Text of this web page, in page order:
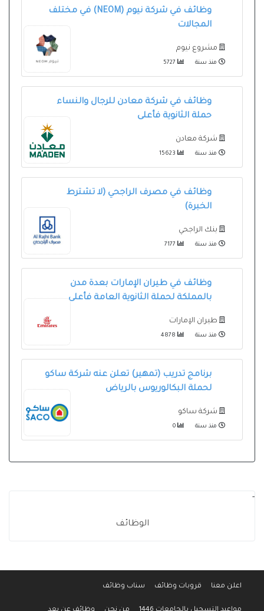
وظائف في شركة نيوم (NEOM) في مختلف
المجالات
مشروع نيوم
منذ سنة
وظائف في شركة معادن للرجال والنساء
حملة الثانوية فأعلى
شركة معادن
منذ سنة
وظائف في مصرف الراجحي (لا تشترط
الخبرة)
بنك الراجحي
منذ سنة
وظائف في طيران الإمارات بعدة مدن
بالمملكة لحملة الثانوية العامة فأعلى
طيران الإمارات
منذ سنة
برنامج تدريب (تمهير) تعلن عنه شركة ساكو
لحملة البكالوريوس بالرياض
شركة ساكو
منذ سنة
-
الوظائف
اعلن معنا قروبات وظائف سناب وظائف